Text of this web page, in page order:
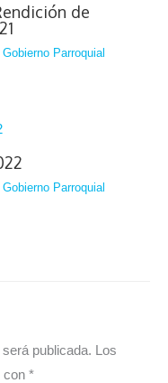
de
Gobierno Parroquial
Gobierno Parroquial
publicada.
Los
con *